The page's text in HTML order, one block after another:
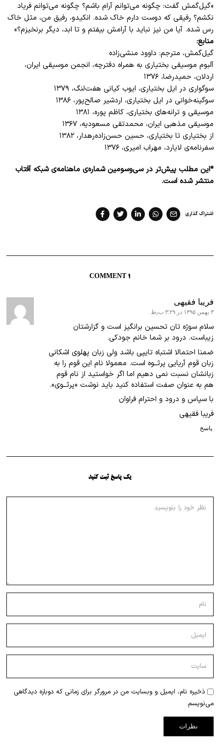
«گیل‌گمش گفت: چگونه می‌توانم آرام باشم؟ چگونه می‌توانم فریاد
نکشم؟ رفیقی که دوست دارم خاک شده. انکیدو، رفیق من، مثل خاک
رس شده. آیا من نیز نباید با آرامش بیفتم و تا ابد، دیگر برنخیزم؟»
منابع:
گیل‌گمش، مترجم: داوود منشی‌زاده
آلبوم موسیقی بختیاری به همراه دفترچه، انجمن موسیقی ایران،
اردلان، حمید‌رضا، ۱۳۷۶
سوگواری در ایل بختیاری، ایوب کیانی هفت‌لنگ، ۱۳۷۹
سوگینه‌خوانی در ایل بختیاری، اردشیر صالح‌پور، ۱۳۸۶
موسیقی و ترانه‌های بختیاری، کاظم پوره، ۱۳۸۱
موسیقی مذهبی ایران، محمدتقی مسعودیه، ۱۳۶۷
از بختیاری تا بختیاری، حسین حسن‌زاده‌رهدار، ۱۳۸۲
سفرنامه‌ی لایارد، مهراب امیری، ۱۳۷۶
*این مطلب پیش‌تر در سی‌وسومین شماره‌ی ماهنامه‌ی شبکه آفتاب
منتشر شده است.
اشتراک گذاری
1 COMMENT
فریبا فقیهی
گفت:
۳ بهمن ۱۳۹۵ در ۳:۲۹ ب٫ظ
سلام سوژه تان تحسین برانگیز است و گزارشتان
زیباست. درود بر شما خانم جودکی.
ضمنا احتمالا اشتباه تایپی باشد ولی زبان پهلوی اشکانی
زبان قوم آریایی پرثــوه است. معمولا نام این قوم را به
زبانشان نسبت نمی دهیم اما اگر خواستید از نام قوم
هم به عنوان صفت استفاده کنید باید نوشت «پرثــوی».
با سپاس و درود و احترام فراوان
فریبا فقیهی
پاسخ
یک پاسخ ثبت کنید
ذخیره نام، ایمیل و وبسایت من در مرورگر برای زمانی که دوباره دیدگاهی
می‌نویسم.